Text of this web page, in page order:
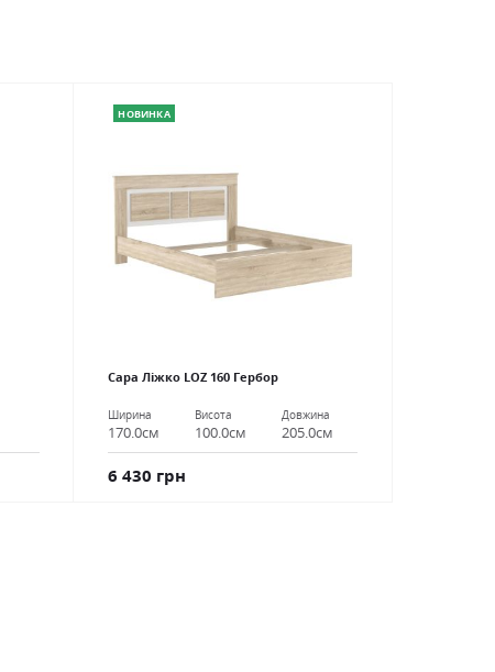
НОВИНКА
Сара Ліжко LOZ 160 Гербор
Ширина
170.0см
Висота
100.0см
Довжина
205.0см
6 430 грн